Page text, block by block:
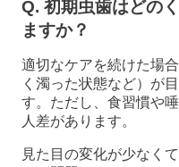
Q. 初期虫歯はどの
ますか？
適切なケアを続けた場
く濁った状態など）が
す。ただし、食習慣や
人差があります。
見た目の変化が少なく